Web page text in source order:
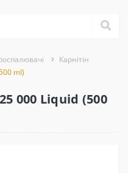
Карнітін
ml)
000 Liquid (500